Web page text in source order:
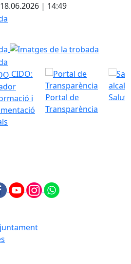
| 14:49
Imatges de la trobada
CIDO:
i
Portal de
Transparència